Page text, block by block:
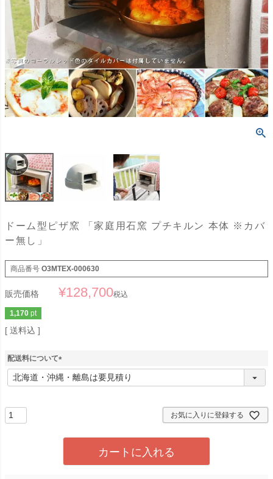
ドーム型ピザ窯 「家庭用石窯 プチキルン 本体 ※カバ
ー無し」
商品番号 O3MTEX-000630
販売価格 ¥128,700税込
1,170 pt
送料込
配送料について
(
必
お気に入りに登録する
カートに入れる